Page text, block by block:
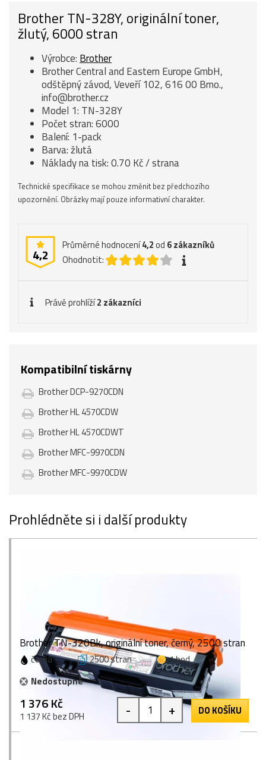
Brother TN-328Y, originální toner,
žlutý, 6000 stran
Výrobce: Brother
Brother Central and Eastern Europe GmbH,
odštěpný závod, Veveří 102, 616 00 Brno.,
info@brother.cz
Model 1: TN-328Y
Počet stran: 6000
Balení: 1-pack
Barva: žlutá
Náklady na tisk: 0.70 Kč / strana
Technické specifikace se mohou změnit bez předchozího
upozornění. Obrázky mají pouze informativní charakter.
4,2
Průměrné hodnocení4,2od 6zákazníků
Ohodnotit:
Právě prohlíží2 zákazníci
Kompatibilní tiskárny
Brother DCP-9270CDN
Brother HL 4570CDW
Brother HL 4570CDWT
Brother MFC-9970CDN
Brother MFC-9970CDW
Prohlédněte si i další produkty
Brother TN-320Bk, originální toner, černý, 2500 stran
černá 2500 stran
1 bod
Nedostupné
1 376 Kč
1 137 Kč bez DPH - + DO KOŠÍKU